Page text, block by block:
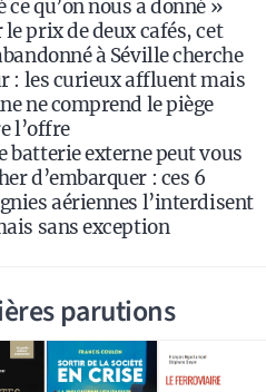
ce qu’on nous a donné »
le prix de deux cafés, cet
à Séville cherche
: les curieux affluent mais
ne comprend le piège
l’offre
batterie externe peut vous
d’embarquer : ces 6
aériennes l’interdisent
sans exception
parutions